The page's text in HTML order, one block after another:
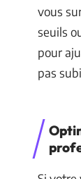
vous
seuils
pour
pas